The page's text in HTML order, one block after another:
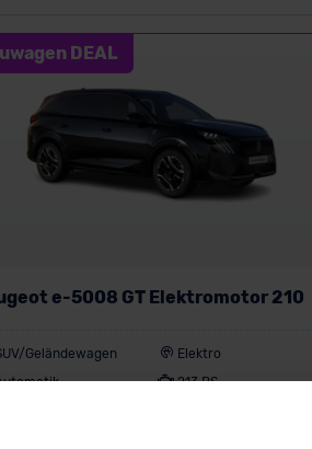
DEAL
e-5008 GT Elektromotor 210
Geländewagen
Elektro
213 PS